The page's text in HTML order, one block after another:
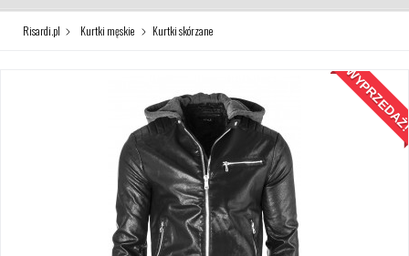
Risardi.pl Kurtki męskie Kurtki skórzane